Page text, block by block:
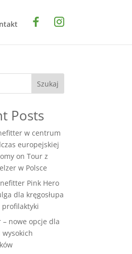
Szukaj
Posts
w centrum
europejskiej
on Tour z
w Polsce
Pink Hero
dla kręgosłupa
nowe opcje dla